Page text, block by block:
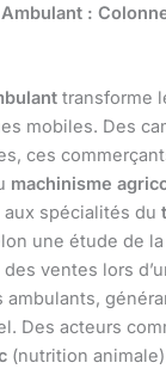
:
transforme
mobiles. Des
ces
machinisme
spécialités du
une étude de
ventes lors
ambulants,
Des acteurs
(nutrition